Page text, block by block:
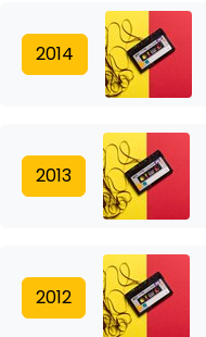
2014
2013
2012